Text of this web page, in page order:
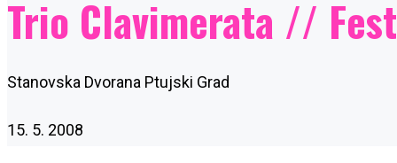
Trio Clavimerata //
Stanovska Dvorana Ptujski Grad
15. 5. 2008